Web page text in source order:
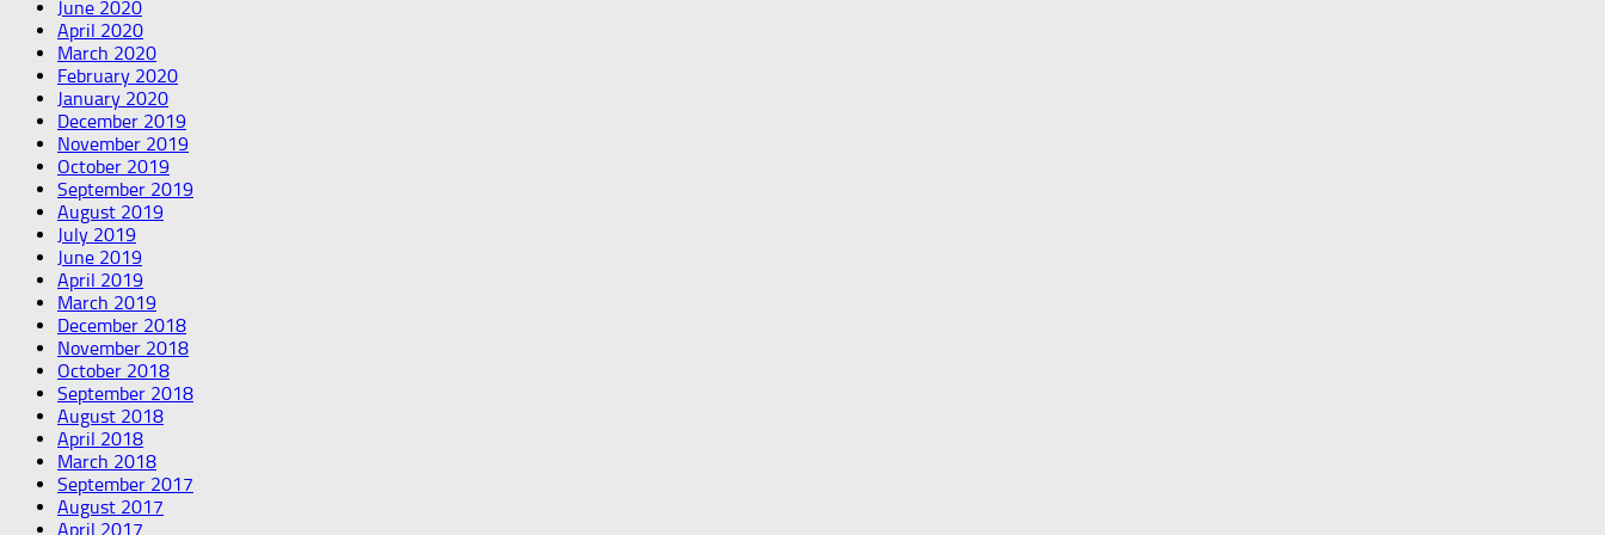
June 2020
April 2020
March 2020
February 2020
January 2020
December 2019
November 2019
October 2019
September 2019
August 2019
July 2019
June 2019
April 2019
March 2019
December 2018
November 2018
October 2018
September 2018
August 2018
April 2018
March 2018
September 2017
August 2017
April 2017